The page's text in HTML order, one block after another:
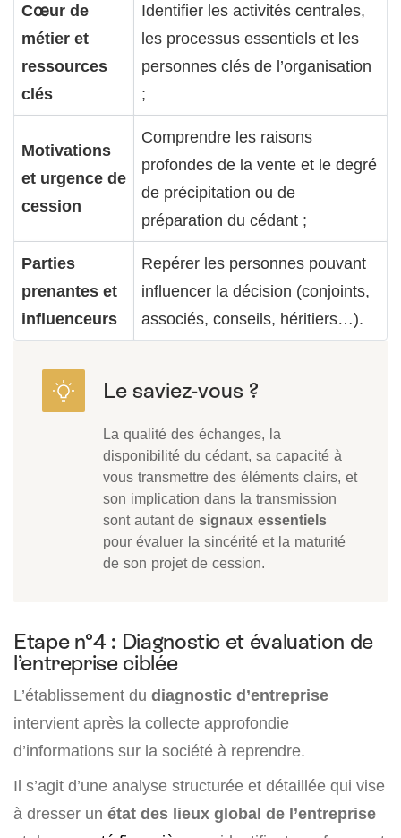
Cœur de
métier et
ressources
clés
Identifier les activités centrales,
les processus essentiels et les
personnes clés de l’organisation
;
Motivations
et urgence de
cession
Comprendre les raisons
profondes de la vente et le degré
de précipitation ou de
préparation du cédant ;
Parties
prenantes et
influenceurs
Repérer les personnes pouvant
influencer la décision (conjoints,
associés, conseils, héritiers…).
La qualité des échanges, la
disponibilité du cédant, sa capacité à
vous transmettre des éléments clairs, et
son implication dans la transmission
sont autant de signaux essentiels
pour évaluer la sincérité et la maturité
de son projet de cession.
Etape n°4 : Diagnostic et évaluation de
l’entreprise ciblée
L’établissement du diagnostic d’entreprise
intervient après la collecte approfondie
d’informations sur la société à reprendre.
Il s’agit d’une analyse structurée et détaillée qui vise
à dresser un état des lieux global de l’entreprise